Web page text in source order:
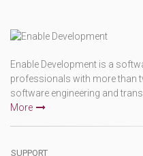
Enable Development is a
professionals with more than
software engineering and
More
SUPPORT